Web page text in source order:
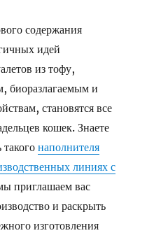
содержания
идей
из тофу,
биоразлагаемым и
становятся все
кошек. Знаете
такогонаполнителя
линиях с
приглашаем вас
и раскрыть
изготовления